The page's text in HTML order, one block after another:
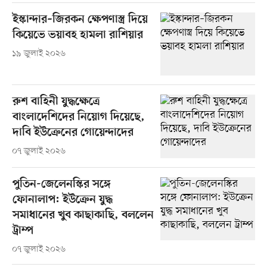
ইস্কান্দার–জিরকন ক্ষেপণাস্ত্র দিয়ে
কিয়েভে ভয়াবহ হামলা রাশিয়ার
১৯ জুলাই ২০২৬
রুশ বাহিনী যুদ্ধক্ষেত্রে
বাংলাদেশিদের নিয়োগ দিয়েছে,
দাবি ইউক্রেনের গোয়েন্দাদের
০৭ জুলাই ২০২৬
পুতিন-জেলেনস্কির সঙ্গে
ফোনালাপ: ইউক্রেন যুদ্ধ
সমাধানের খুব কাছাকাছি, বললেন
ট্রাম্প
০৭ জুলাই ২০২৬